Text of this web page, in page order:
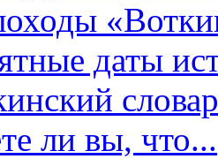
даты
ли вы, что...